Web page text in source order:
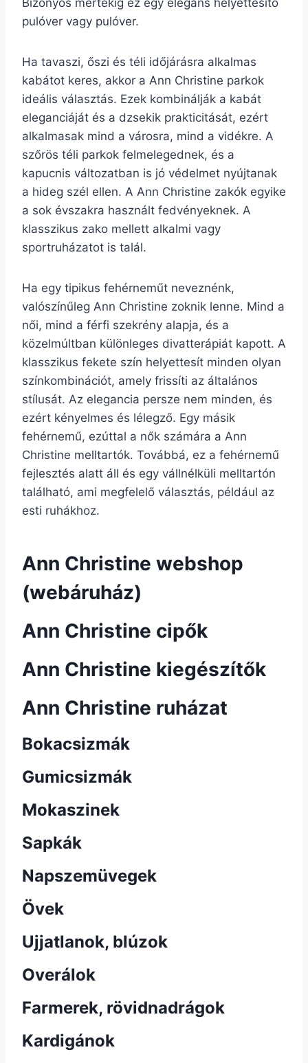
Bizonyos mértékig ez egy elegáns helyettesítő
pulóver vagy pulóver.
Ha tavaszi, őszi és téli időjárásra alkalmas
kabátot keres, akkor a Ann Christine parkok
ideális választás. Ezek kombinálják a kabát
eleganciáját és a dzsekik prakticitását, ezért
alkalmasak mind a városra, mind a vidékre. A
szőrös téli parkok felmelegednek, és a
kapucnis változatban is jó védelmet nyújtanak
a hideg szél ellen. A Ann Christine zakók egyike
a sok évszakra használt fedvényeknek. A
klasszikus zako mellett alkalmi vagy
sportruházatot is talál.
Ha egy tipikus fehérneműt neveznénk,
valószínűleg Ann Christine zoknik lenne. Mind a
női, mind a férfi szekrény alapja, és a
közelmúltban különleges divatterápiát kapott. A
klasszikus fekete szín helyettesít minden olyan
színkombinációt, amely frissíti az általános
stílusát. Az elegancia persze nem minden, és
ezért kényelmes és lélegző. Egy másik
fehérnemű, ezúttal a nők számára a Ann
Christine melltartók. Továbbá, ez a fehérnemű
fejlesztés alatt áll és egy vállnélküli melltartón
található, ami megfelelő választás, például az
esti ruhákhoz.
Ann Christine webshop
(webáruház)
Ann Christine cipők
Ann Christine kiegészítők
Ann Christine ruházat
Bokacsizmák
Gumicsizmák
Mokaszinek
Sapkák
Napszemüvegek
Övek
Ujjatlanok, blúzok
Overálok
Farmerek, rövidnadrágok
Kardigánok